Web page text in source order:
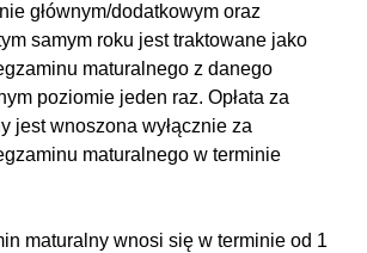
głównym/dodatkowym oraz
samym roku jest traktowane jako
maturalnego z danego
poziomie jeden raz. Opłata za
jest wnoszona wyłącznie za
maturalnego w terminie
maturalny wnosi się w terminie od 1